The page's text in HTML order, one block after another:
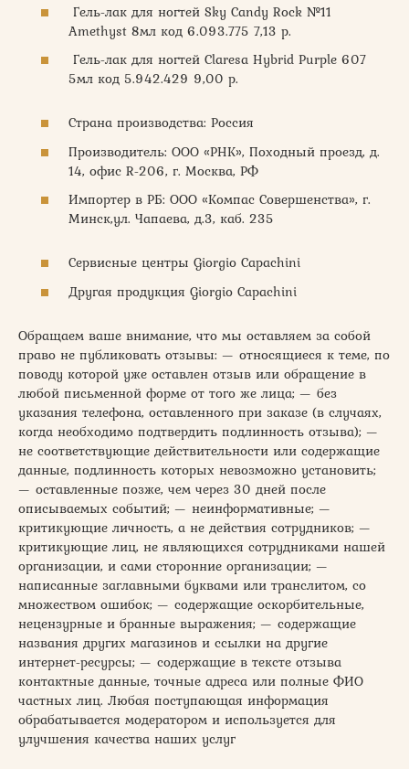
Гель-лак для ногтей Sky Candy Rock №11
Amethyst 8мл код 6.093.775 7,13 р.
Гель-лак для ногтей Claresa Hybrid Purple 607
5мл код 5.942.429 9,00 р.
Страна производства: Россия
Производитель: ООО «РНК», Походный проезд, д.
14, офис R-206, г. Москва, РФ
Импортер в РБ: ООО «Компас Совершенства», г.
Минск,ул. Чапаева, д.3, каб. 235
Сервисные центры Giorgio Capachini
Другая продукция Giorgio Capachini
Обращаем ваше внимание, что мы оставляем за собой
право не публиковать отзывы: — относящиеся к теме, по
поводу которой уже оставлен отзыв или обращение в
любой письменной форме от того же лица; — без
указания телефона, оставленного при заказе (в случаях,
когда необходимо подтвердить подлинность отзыва); —
не соответствующие действительности или содержащие
данные, подлинность которых невозможно установить;
— оставленные позже, чем через 30 дней после
описываемых событий; — неинформативные; —
критикующие личность, а не действия сотрудников; —
критикующие лиц, не являющихся сотрудниками нашей
организации, и сами сторонние организации; —
написанные заглавными буквами или транслитом, со
множеством ошибок; — содержащие оскорбительные,
нецензурные и бранные выражения; — содержащие
названия других магазинов и ссылки на другие
интернет-ресурсы; — содержащие в тексте отзыва
контактные данные, точные адреса или полные ФИО
частных лиц. Любая поступающая информация
обрабатывается модератором и используется для
улучшения качества наших услуг